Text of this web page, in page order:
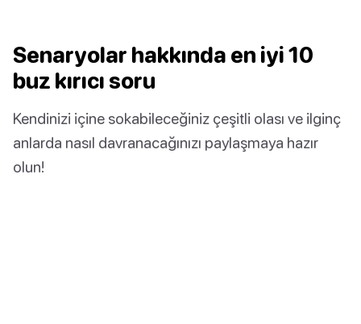
Senaryolar hakkında en iyi 10
buz kırıcı soru
Kendinizi içine sokabileceğiniz çeşitli olası ve ilginç
anlarda nasıl davranacağınızı paylaşmaya hazır
olun!